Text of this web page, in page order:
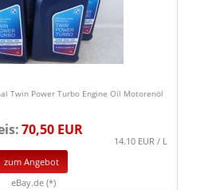
Twin Power Turbo Engine Oil Motorenöl
70,50 EUR
14.10 EUR / L
zum Angebot
eBay.de (*)